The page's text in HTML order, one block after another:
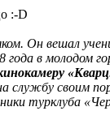
:-D
Он вешал
года в молодом
службу своим
турклуба